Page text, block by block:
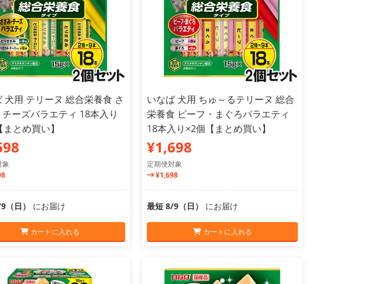
犬用 テリーヌ 総合栄養食 さ
チーズバラエティ 18本入り
とめ買い】
象
（日） にお届け
カートに入れる
いなば 犬用 ちゅ～るテリーヌ 総合
栄養食 ビーフ・まぐろバラエティ
18本入り×2個【まとめ買い】
¥1,698
定期便対象
¥1,698
最短 8/9（日） にお届け
カートに入れる